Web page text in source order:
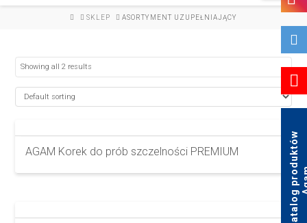
HOMESKLEP ASORTYMENT UZUPEŁNIAJĄCY
Showing all 2 results
AGAM Korek do prób szczelności PREMIUM K
a
t
a
l
o
g
p
r
o
d
u
k
t
ó
w
A
g
a